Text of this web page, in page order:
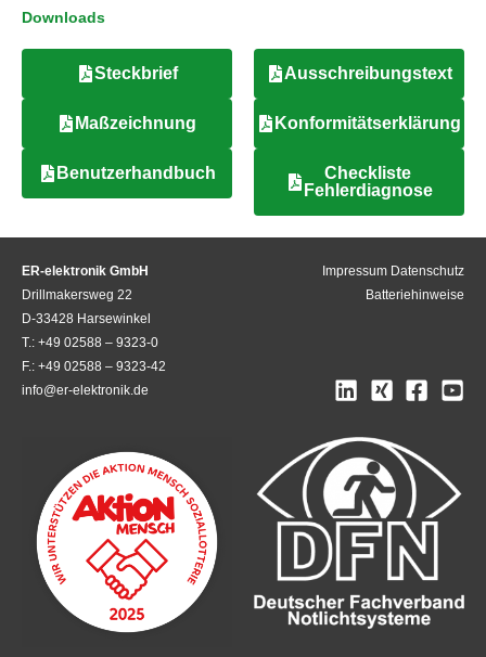
Downloads
Steckbrief
Maßzeichnung
Benutzerhandbuch
Ausschreibungstext
Konformitätserklärung
Checkliste
Fehlerdiagnose
ER-elektronik GmbH
Drillmakersweg 22
D-33428 Harsewinkel
T.: +49 02588 – 9323-0
F.: +49 02588 – 9323-42
info@er-elektronik.de
Impressum Datenschutz
Batteriehinweise